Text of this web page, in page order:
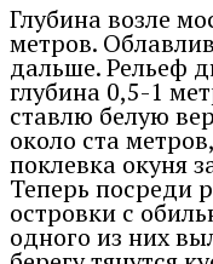
Глубина возле
метров.
дальше. Рельеф
глубина 0,5-1
ставлю белую
около ста
поклевка окуня
Теперь посреди
островки с
одного из них